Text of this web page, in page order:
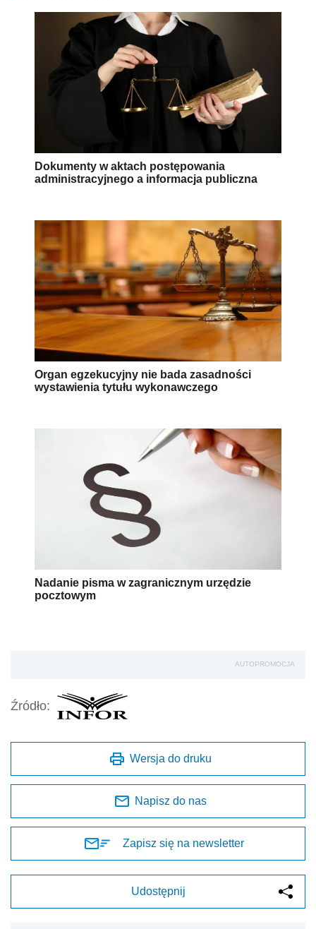
Dokumenty w aktach postępowania
administracyjnego a informacja publiczna
Organ egzekucyjny nie bada zasadności
wystawienia tytułu wykonawczego
Nadanie pisma w zagranicznym urzędzie
pocztowym
AUTOPROMOCJA
Źródło:
Wersja do druku
Napisz do nas
Zapisz się na newsletter
Udostępnij